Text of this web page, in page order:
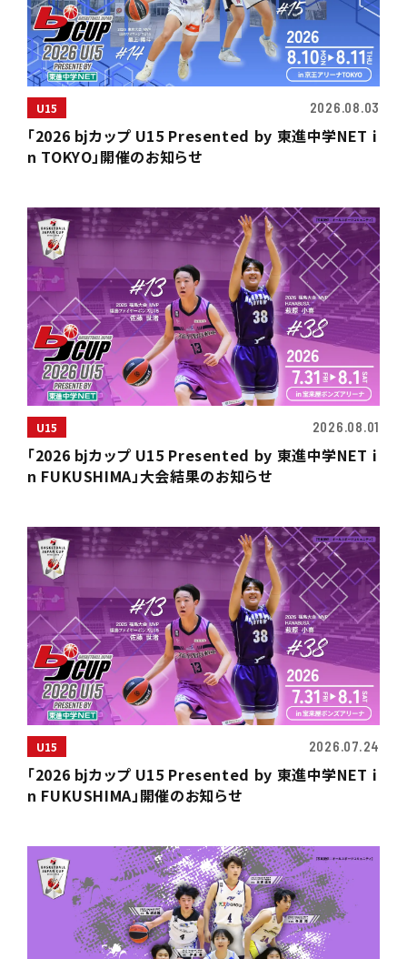
U15 2026.08.03
「2026 bjカップ U15 Presented by 東進中学NET i
n TOKYO」開催のお知らせ
U15 2026.08.01
「2026 bjカップ U15 Presented by 東進中学NET i
n FUKUSHIMA」大会結果のお知らせ
U15 2026.07.24
「2026 bjカップ U15 Presented by 東進中学NET i
n FUKUSHIMA」開催のお知らせ